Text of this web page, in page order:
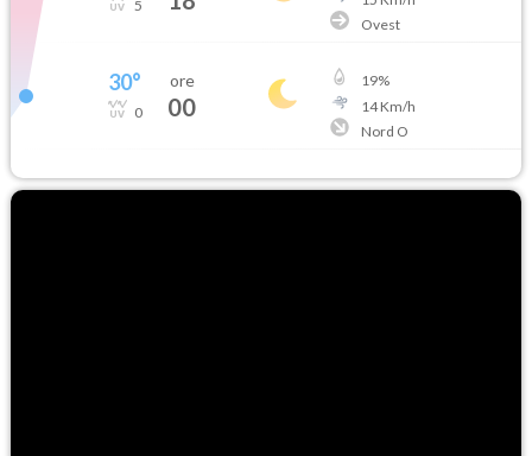
5
Ovest
30°
0
ore
00
19%
14Km/h
Nord O